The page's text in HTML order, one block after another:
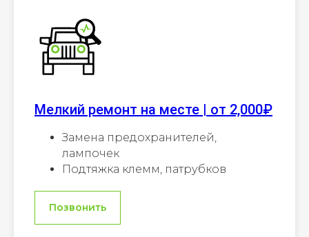
Мелкий ремонт на месте | от 2,000₽
Замена предохранителей,
лампочек
Подтяжка клемм, патрубков
Позвонить